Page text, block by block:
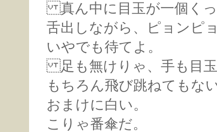
真ん中に目玉が一個く
舌出しながら、ピョンピ
いやでも待てよ。
足も無けりゃ、手も目
もちろん飛び跳ねてもな
おまけに白い。
こりゃ番傘だ。